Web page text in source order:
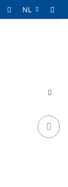
NL